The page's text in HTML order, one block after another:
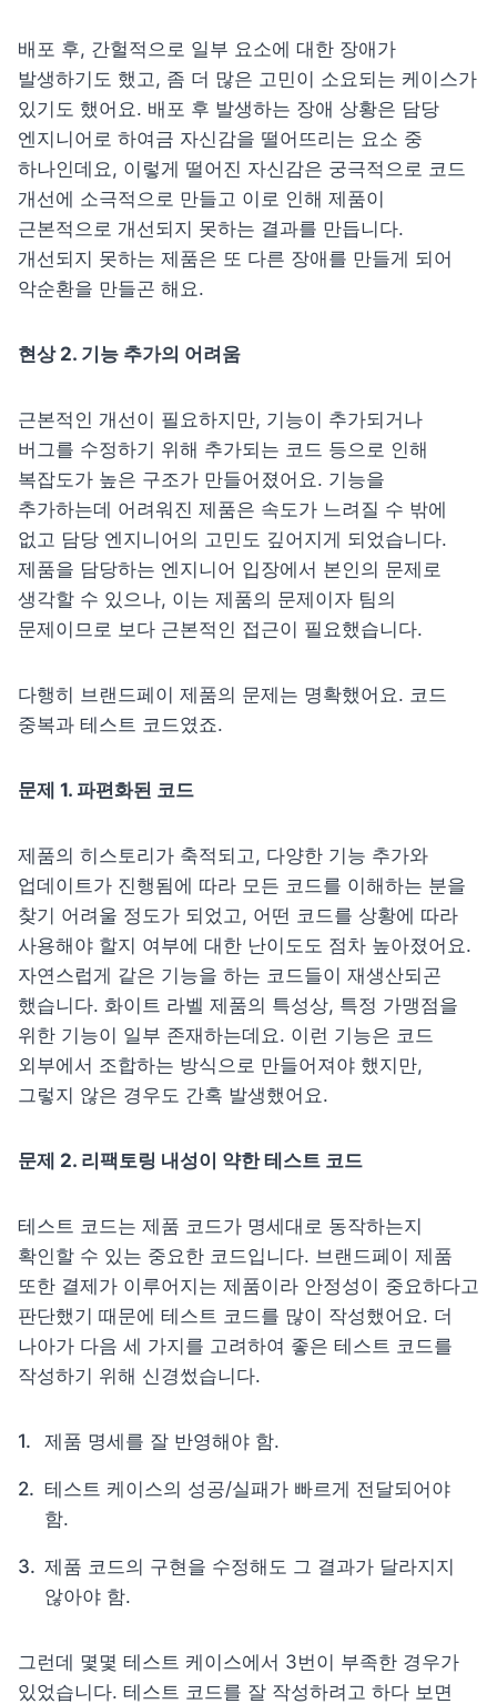
배포 후, 간헐적으로 일부 요소에 대한 장애가
발생하기도 했고, 좀 더 많은 고민이 소요되는 케이스가
있기도 했어요. 배포 후 발생하는 장애 상황은 담당
엔지니어로 하여금 자신감을 떨어뜨리는 요소 중
하나인데요, 이렇게 떨어진 자신감은 궁극적으로 코드
개선에 소극적으로 만들고 이로 인해 제품이
근본적으로 개선되지 못하는 결과를 만듭니다.
개선되지 못하는 제품은 또 다른 장애를 만들게 되어
악순환을 만들곤 해요.
현상 2. 기능 추가의 어려움
근본적인 개선이 필요하지만, 기능이 추가되거나
버그를 수정하기 위해 추가되는 코드 등으로 인해
복잡도가 높은 구조가 만들어졌어요. 기능을
추가하는데 어려워진 제품은 속도가 느려질 수 밖에
없고 담당 엔지니어의 고민도 깊어지게 되었습니다.
제품을 담당하는 엔지니어 입장에서 본인의 문제로
생각할 수 있으나, 이는 제품의 문제이자 팀의
문제이므로 보다 근본적인 접근이 필요했습니다.
다행히 브랜드페이 제품의 문제는 명확했어요. 코드
중복과 테스트 코드였죠.
문제 1. 파편화된 코드
제품의 히스토리가 축적되고, 다양한 기능 추가와
업데이트가 진행됨에 따라 모든 코드를 이해하는 분을
찾기 어려울 정도가 되었고, 어떤 코드를 상황에 따라
사용해야 할지 여부에 대한 난이도도 점차 높아졌어요.
자연스럽게 같은 기능을 하는 코드들이 재생산되곤
했습니다. 화이트 라벨 제품의 특성상, 특정 가맹점을
위한 기능이 일부 존재하는데요. 이런 기능은 코드
외부에서 조합하는 방식으로 만들어져야 했지만,
그렇지 않은 경우도 간혹 발생했어요.
문제 2. 리팩토링 내성이 약한 테스트 코드
테스트 코드는 제품 코드가 명세대로 동작하는지
확인할 수 있는 중요한 코드입니다. 브랜드페이 제품
또한 결제가 이루어지는 제품이라 안정성이 중요하다고
판단했기 때문에 테스트 코드를 많이 작성했어요. 더
나아가 다음 세 가지를 고려하여 좋은 테스트 코드를
작성하기 위해 신경썼습니다.
제품 명세를 잘 반영해야 함.
테스트 케이스의 성공/실패가 빠르게 전달되어야
함.
제품 코드의 구현을 수정해도 그 결과가 달라지지
않아야 함.
그런데 몇몇 테스트 케이스에서 3번이 부족한 경우가
있었습니다. 테스트 코드를 잘 작성하려고 하다 보면